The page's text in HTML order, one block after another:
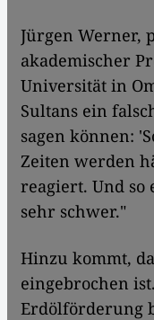
Jürgen Werner,
akademischer
Universität in
Sultans ein
sagen können:
Zeiten werden
reagiert. Und so
sehr schwer."
Hinzu kommt,
eingebrochen
Erdölförderung